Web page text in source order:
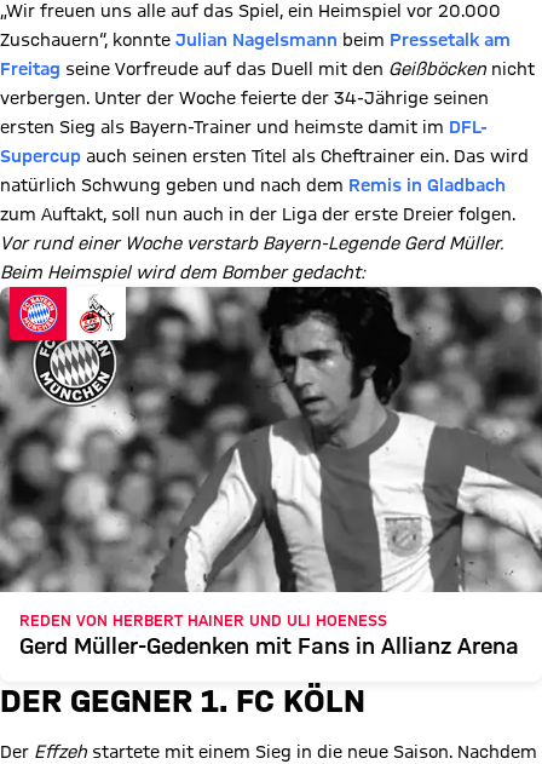
„Wir freuen uns alle auf das Spiel, ein Heimspiel vor 20.000
Zuschauern“, konnte Julian Nagelsmann beim Pressetalk am
Freitag seine Vorfreude auf das Duell mit den Geißböcken nicht
verbergen. Unter der Woche feierte der 34-Jährige seinen
ersten Sieg als Bayern-Trainer und heimste damit im DFL-
Supercup auch seinen ersten Titel als Cheftrainer ein. Das wird
natürlich Schwung geben und nach dem Remis in Gladbach
zum Auftakt, soll nun auch in der Liga der erste Dreier folgen.
Vor rund einer Woche verstarb Bayern-Legende Gerd Müller.
Beim Heimspiel wird dem Bomber gedacht:
REDEN VON HERBERT HAINER UND ULI HOENESS
Gerd Müller-Gedenken mit Fans in Allianz Arena
DER GEGNER 1. FC KÖLN
Der Effzeh startete mit einem Sieg in die neue Saison. Nachdem